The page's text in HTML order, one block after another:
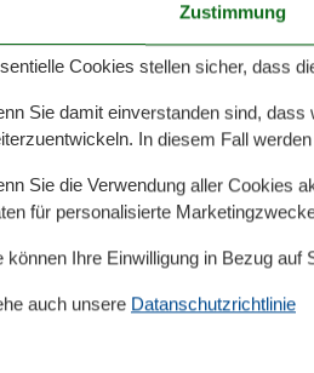
2 Personen
151-180 cm
7 m², 1 Person
size
Ausstattung
Zustimmung
Cookies stellen sicher, dass
Sie damit einverstanden sind,
In diesem Fall
Sie die Verwendung aller Cookies
für personalisierte
können Ihre Einwilligung in Bezug
auch unsere Datanschutzrichtlinie